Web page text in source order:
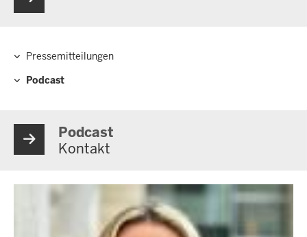
Pressemitteilungen
Podcast
Podcast
Kontakt